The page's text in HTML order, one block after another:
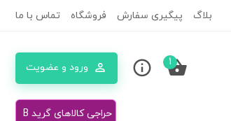
بلاگ پیگیری سفارش فروشگاه تماس با ما
ورود و عضویت 1
حراجی کالاهای گرید B